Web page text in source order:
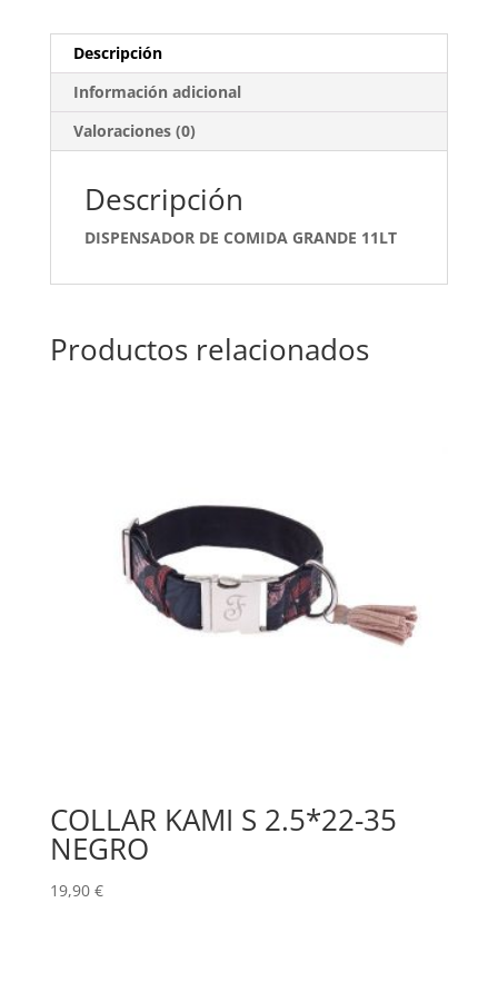
Descripción
Información adicional
Valoraciones (0)
Descripción
DISPENSADOR DE COMIDA GRANDE 11LT
Productos relacionados
COLLAR KAMI S 2.5*22-35
NEGRO
19,90 €